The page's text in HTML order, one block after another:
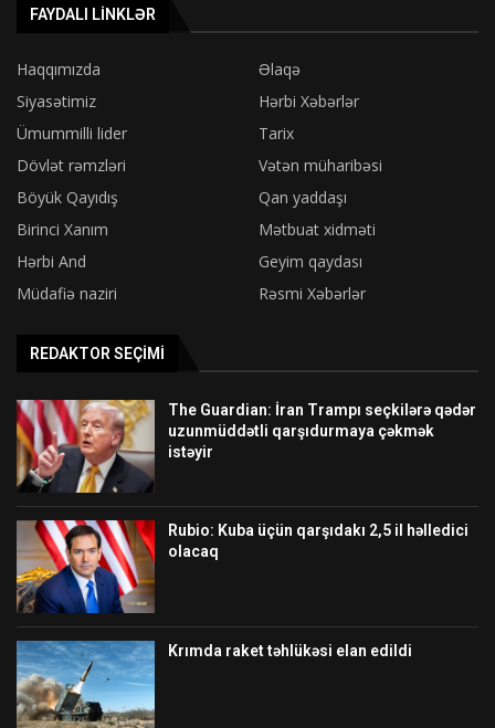
FAYDALI LINKLƏR
Haqqımızda
Əlaqə
Siyasətimiz
Hərbi Xəbərlər
Ümummilli lider
Tarix
Dövlət rəmzləri
Vətən müharibəsi
Böyük Qayıdış
Qan yaddaşı
Birinci Xanım
Mətbuat xidməti
Hərbi And
Geyim qaydası
Müdafiə naziri
Rəsmi Xəbərlər
REDAKTOR SEÇIMI
The Guardian: İran Trampı seçkilərə qədər
uzunmüddətli qarşıdurmaya çəkmək
istəyir
Rubio: Kuba üçün qarşıdakı 2,5 il həlledici
olacaq
Krımda raket təhlükəsi elan edildi